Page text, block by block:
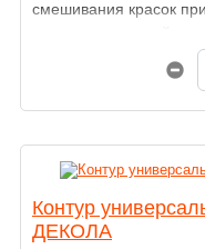
смешивания красок
Контур
ДЕКОЛА